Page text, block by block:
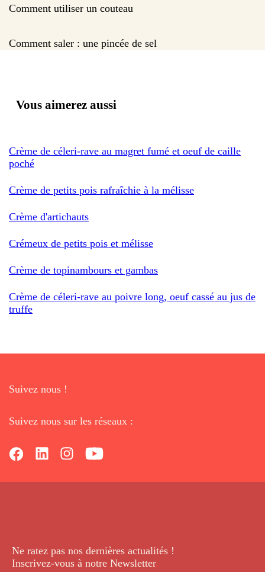
Comment utiliser un couteau
Comment saler : une pincée de sel
Vous aimerez aussi
Crème de céleri-rave au magret fumé et oeuf de caille
poché
Crème de petits pois rafraîchie à la mélisse
Crème d'artichauts
Crémeux de petits pois et mélisse
Crème de topinambours et gambas
Crème de céleri-rave au poivre long, oeuf cassé au jus de
truffe
Suivez nous !
Suivez nous sur les réseaux :
Ne ratez pas nos dernières actualités !
Inscrivez-vous à notre Newsletter.